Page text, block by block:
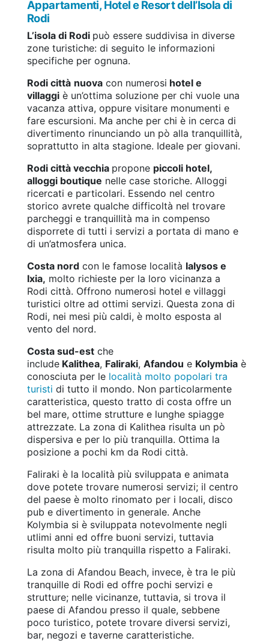
Appartamenti, Hotel e Resort dell’Isola di
Rodi
L’isola di Rodi può essere suddivisa in diverse
zone turistiche: di seguito le informazioni
specifiche per ognuna.
Rodi città nuova con numerosi hotel e
villaggi è un’ottima soluzione per chi vuole una
vacanza attiva, oppure visitare monumenti e
fare escursioni. Ma anche per chi è in cerca di
divertimento rinunciando un pò alla tranquillità,
soprattutto in alta stagione. Ideale per giovani.
Rodi città vecchia propone piccoli hotel,
alloggi boutique nelle case storiche. Alloggi
ricercati e particolari. Essendo nel centro
storico avrete qualche difficoltà nel trovare
parcheggi e tranquillità ma in compenso
disporrete di tutti i servizi a portata di mano e
di un’atmosfera unica.
Costa nord con le famose località Ialysos e
Ixia, molto richieste per la loro vicinanza a
Rodi città. Offrono numerosi hotel e villaggi
turistici oltre ad ottimi servizi. Questa zona di
Rodi, nei mesi più caldi, è molto esposta al
vento del nord.
Costa sud-est che
include Kalithea, Faliraki, Afandou e Kolymbia è
conosciuta per le località molto popolari tra
turisti di tutto il mondo. Non particolarmente
caratteristica, questo tratto di costa offre un
bel mare, ottime strutture e lunghe spiagge
attrezzate. La zona di Kalithea risulta un pò
dispersiva e per lo più tranquilla. Ottima la
posizione a pochi km da Rodi città.
Faliraki è la località più sviluppata e animata
dove potete trovare numerosi servizi; il centro
del paese è molto rinomato per i locali, disco
pub e divertimento in generale. Anche
Kolymbia si è sviluppata notevolmente negli
utlimi anni ed offre buoni servizi, tuttavia
risulta molto più tranquilla rispetto a Faliraki.
La zona di Afandou Beach, invece, è tra le più
tranquille di Rodi ed offre pochi servizi e
strutture; nelle vicinanze, tuttavia, si trova il
paese di Afandou presso il quale, sebbene
poco turistico, potete trovare diversi servizi,
bar, negozi e taverne caratteristiche.